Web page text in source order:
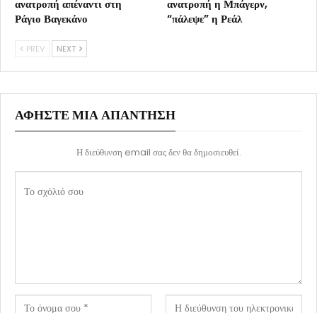
ανατροπή απέναντι στη
Ράγιο Βαγεκάνο
ανατροπή η Μπάγερν,
“πάλεψε” η Ρεάλ
PREV NEXT
ΑΦΉΣΤΕ ΜΙΑ ΑΠΆΝΤΗΣΗ
Η διεύθυνση email σας δεν θα δημοσιευθεί.